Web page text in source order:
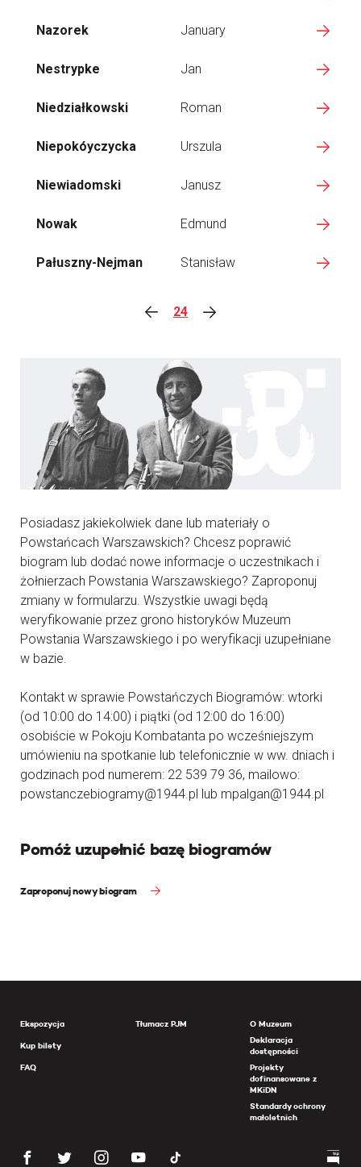
Nazorek January
Nestrypke Jan
Niedziałkowski Roman
Niepokóyczycka Urszula
Niewiadomski Janusz
Nowak Edmund
Pałuszny-Nejman Stanisław
24
Posiadasz jakiekolwiek dane lub materiały o
Powstańcach Warszawskich? Chcesz poprawić
biogram lub dodać nowe informacje o uczestnikach i
żołnierzach Powstania Warszawskiego? Zaproponuj
zmiany w formularzu. Wszystkie uwagi będą
weryfikowanie przez grono historyków Muzeum
Powstania Warszawskiego i po weryfikacji uzupełniane
w bazie.
Kontakt w sprawie Powstańczych Biogramów: wtorki
(od 10:00 do 14:00) i piątki (od 12:00 do 16:00)
osobiście w Pokoju Kombatanta po wcześniejszym
umówieniu na spotkanie lub telefonicznie w ww. dniach i
godzinach pod numerem: 22 539 79 36, mailowo:
powstanczebiogramy@1944.pl lub mpalgan@1944.pl
Pomóż uzupełnić bazę biogramów
Zaproponuj nowy biogram
Ekspozycja
Kup bilety
FAQ
Tłumacz PJM
O Muzeum
Deklaracja
dostępności
Projekty
dofinansowane z
MKiDN
Standardy ochrony
małoletnich